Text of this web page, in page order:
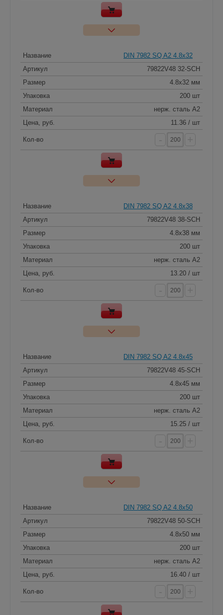
Название
DIN 7982 SQ A2 4.8x32
Артикул
79822V48 32-SCH
Размер
4.8x32 мм
Упаковка
200 шт
Материал
нерж. сталь A2
Цена, руб.
11.36 / шт
Кол-во
Название
DIN 7982 SQ A2 4.8x38
Артикул
79822V48 38-SCH
Размер
4.8x38 мм
Упаковка
200 шт
Материал
нерж. сталь A2
Цена, руб.
13.20 / шт
Кол-во
Название
DIN 7982 SQ A2 4.8x45
Артикул
79822V48 45-SCH
Размер
4.8x45 мм
Упаковка
200 шт
Материал
нерж. сталь A2
Цена, руб.
15.25 / шт
Кол-во
Название
DIN 7982 SQ A2 4.8x50
Артикул
79822V48 50-SCH
Размер
4.8x50 мм
Упаковка
200 шт
Материал
нерж. сталь A2
Цена, руб.
16.40 / шт
Кол-во